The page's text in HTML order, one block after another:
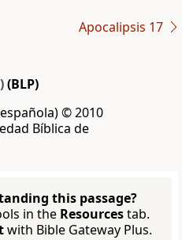
Apocalipsis 17
(BLP)
© 2010
Bíblica de
this passage?
in the Resourcestab.
with Bible Gateway Plus.